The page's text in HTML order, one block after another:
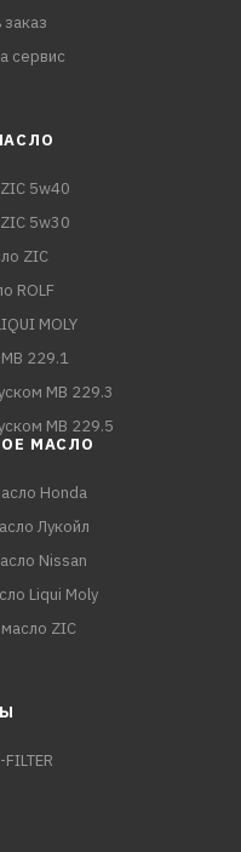
сервис
5w40
5w30
ZIC
ROLF
MOLY
229.1
MB 229.3
MB 229.5
МАСЛО
Honda
Лукойл
Nissan
Liqui Moly
ZIC